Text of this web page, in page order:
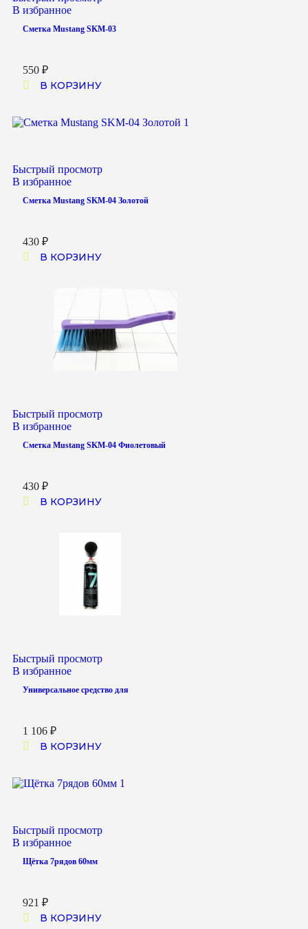
В избранное
Сметка Mustang SKM-03
550 ₽
В КОРЗИНУ
Быстрый просмотр
В избранное
Сметка Mustang SKM-04 Золотой
430 ₽
В КОРЗИНУ
Быстрый просмотр
В избранное
Сметка Mustang SKM-04 Фиолетовый
430 ₽
В КОРЗИНУ
Быстрый просмотр
В избранное
Универсальное средство для
1 106 ₽
В КОРЗИНУ
Быстрый просмотр
В избранное
Щётка 7рядов 60мм
921 ₽
В КОРЗИНУ